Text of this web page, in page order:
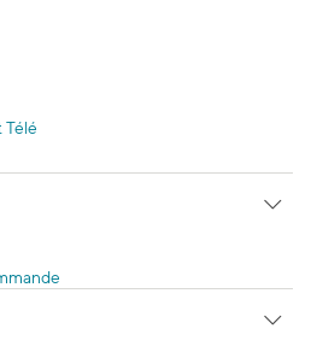
Télé